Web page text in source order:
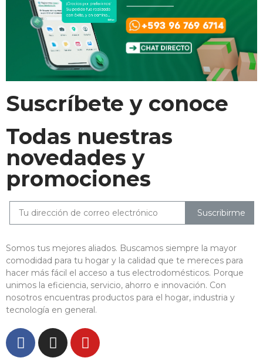
Suscríbete y conoce
Todas nuestras
novedades y
promociones
Suscribirme
Somos tus mejores aliados. Buscamos siempre la mayor
comodidad para tu hogar y la calidad que te mereces para
hacer más fácil el acceso a tus electrodomésticos. Porque
unimos la eficiencia, servicio, ahorro e innovación. Con
nosotros encuentras productos para el hogar, industria y
tecnología en general.